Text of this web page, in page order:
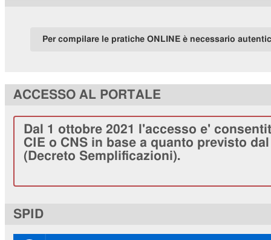
Per compilare le pratiche ONLINE è necessario
ACCESSO AL PORTALE
Dal 1 ottobre 2021 l'accesso e'
CIE o CNS in base a quanto previsto dal
(Decreto Semplificazioni).
SPID